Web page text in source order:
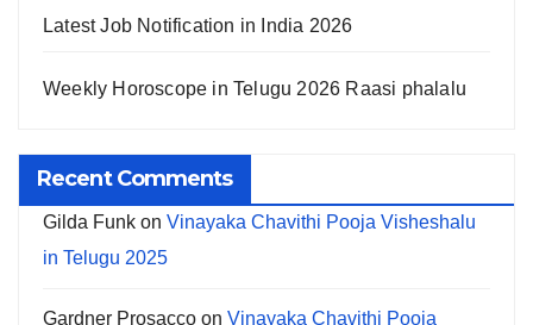
Latest Job Notification in India 2026
Weekly Horoscope in Telugu 2026 Raasi phalalu
Recent Comments
Gilda Funk on Vinayaka Chavithi Pooja Visheshalu
in Telugu 2025
Gardner Prosacco on Vinayaka Chavithi Pooja